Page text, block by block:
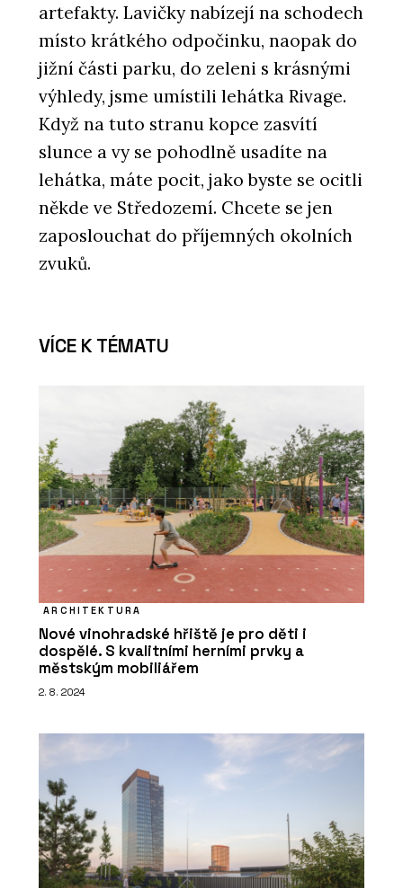
artefakty. Lavičky nabízejí na schodech
místo krátkého odpočinku, naopak do
jižní části parku, do zeleni s krásnými
výhledy, jsme umístili lehátka Rivage.
Když na tuto stranu kopce zasvítí
slunce a vy se pohodlně usadíte na
lehátka, máte pocit, jako byste se ocitli
někde ve Středozemí. Chcete se jen
zaposlouchat do příjemných okolních
zvuků.
VÍCE K TÉMATU
ARCHITEKTURA
Nové vinohradské hřiště je pro děti i
dospělé. S kvalitními herními prvky a
městským mobiliářem
2. 8. 2024